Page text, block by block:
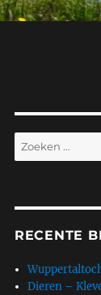
Zoeken
naar:
RECENTE
Dieren –